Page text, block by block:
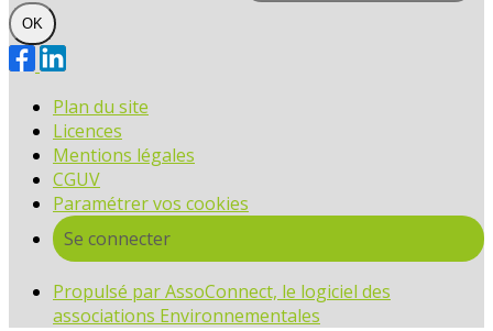
OK
Plan du site
Licences
Mentions légales
CGUV
Paramétrer vos cookies
Se connecter
Propulsé par AssoConnect, le logiciel des
associations Environnementales